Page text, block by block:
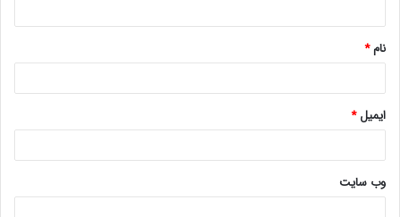
*
نام*
ایمیل*
وب‌ سایت